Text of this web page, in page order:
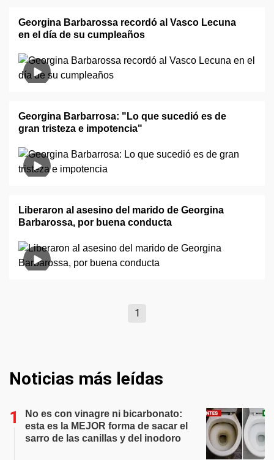
Georgina Barbarossa recordó al Vasco Lecuna
en el día de su cumpleaños
Georgina Barbarrosa: "Lo que sucedió es de
gran tristeza e impotencia"
Liberaron al asesino del marido de Georgina
Barbarossa, por buena conducta
1
Noticias más leídas
No es con vinagre ni bicarbonato:
esta es la MEJOR forma de sacar el
sarro de las canillas y del inodoro